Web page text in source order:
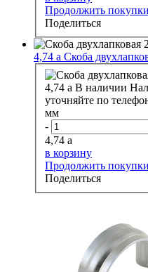
Продолжить покупки
Поделиться
4,74 a Скоба
4,74 a В наличии
уточняйте по
мм
-
4,74 a
в корзину
Продолжить покупки
Поделиться